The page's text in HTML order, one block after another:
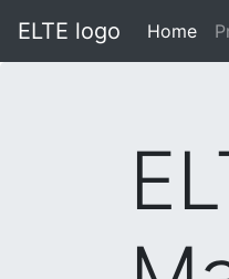
ELTE logo Home